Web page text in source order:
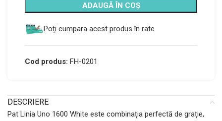
ADAUGĂ ÎN COȘ
Poți cumpara acest produs în rate
Cod produs: FH-0201
DESCRIERE
Pat Linia Uno 1600 White este combinația perfectă de grație,